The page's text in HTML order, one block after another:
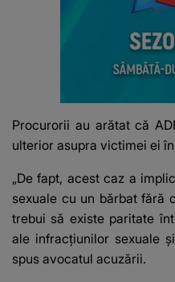
Procurorii au arătat că
ulterior asupra victimei ei
„De fapt, acest caz a
sexuale cu un bărbat fără
trebui să existe paritate
ale infracțiunilor sexuale
spus avocatul acuzării.